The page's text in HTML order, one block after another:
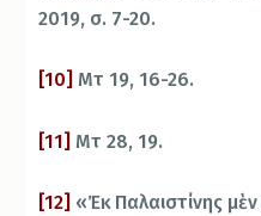
2019, σ. 7-20.
[10] Μτ 19, 16-26.
[11] Μτ 28, 19.
[12] «Ἐκ Παλαιστίνης